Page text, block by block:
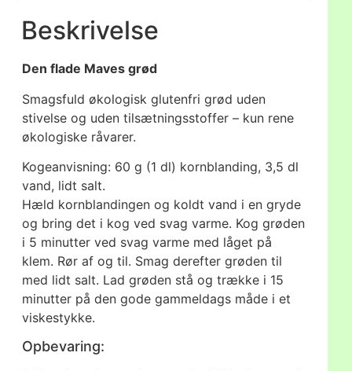
Beskrivelse
Den flade Maves grød
Smagsfuld økologisk glutenfri grød uden
stivelse og uden tilsætningsstoffer – kun rene
økologiske råvarer.
Kogeanvisning: 60 g (1 dl) kornblanding, 3,5 dl
vand, lidt salt.
Hæld kornblandingen og koldt vand i en gryde
og bring det i kog ved svag varme. Kog grøden
i 5 minutter ved svag varme med låget på
klem. Rør af og til. Smag derefter grøden til
med lidt salt. Lad grøden stå og trække i 15
minutter på den gode gammeldags måde i et
viskestykke.
Opbevaring: